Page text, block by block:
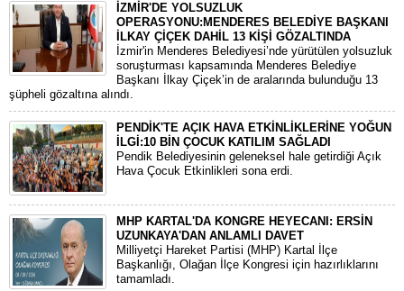
İZMİR'DE YOLSUZLUK
OPERASYONU:MENDERES BELEDİYE BAŞKANI
İLKAY ÇİÇEK DAHİL 13 KİŞİ GÖZALTINDA
​İzmir'in Menderes Belediyesi’nde yürütülen yolsuzluk
soruşturması kapsamında Menderes Belediye
Başkanı İlkay Çiçek’in de aralarında bulunduğu 13
şüpheli gözaltına alındı.
PENDİK'TE AÇIK HAVA ETKİNLİKLERİNE YOĞUN
İLGİ:10 BİN ÇOCUK KATILIM SAĞLADI
Pendik Belediyesinin geleneksel hale getirdiği Açık
Hava Çocuk Etkinlikleri sona erdi.
MHP KARTAL'DA KONGRE HEYECANI: ERSİN
UZUNKAYA'DAN ANLAMLI DAVET
Milliyetçi Hareket Partisi (MHP) Kartal İlçe
Başkanlığı, Olağan İlçe Kongresi için hazırlıklarını
tamamladı.